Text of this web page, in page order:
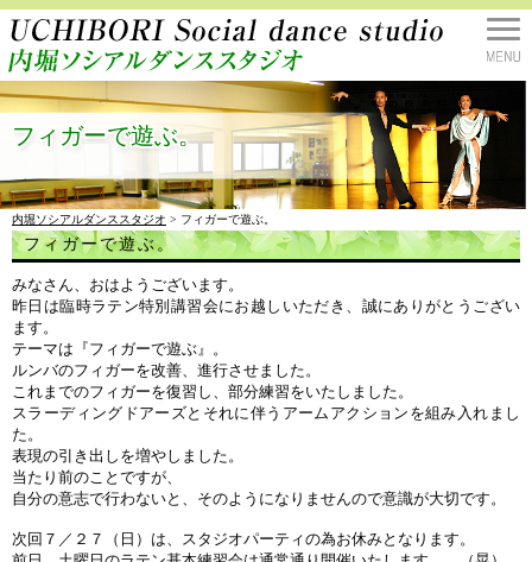
フィガーで遊ぶ。
内堀ソシアルダンススタジオ > フィガーで遊ぶ。
フィガーで遊ぶ。
みなさん、おはようございます。
昨日は臨時ラテン特別講習会にお越しいただき、誠にありがとうござい
ます。
テーマは『フィガーで遊ぶ』。
ルンバのフィガーを改善、進行させました。
これまでのフィガーを復習し、部分練習をいたしました。
スラーディングドアーズとそれに伴うアームアクションを組み入れまし
た。
表現の引き出しを増やしました。
当たり前のことですが、
自分の意志で行わないと、そのようになりませんので意識が大切です。
次回７／２７（日）は、スタジオパーティの為お休みとなります。